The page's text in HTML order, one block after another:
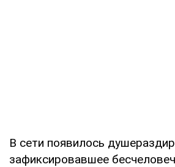
В сети появилось
зафиксировавшее